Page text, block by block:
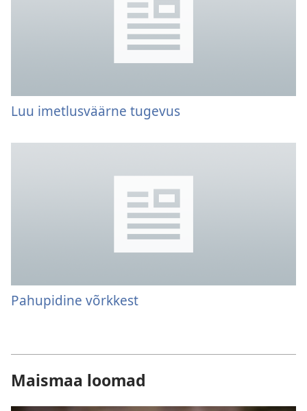
Luu imetlusväärne tugevus
Pahupidine võrkkest
Maismaa loomad